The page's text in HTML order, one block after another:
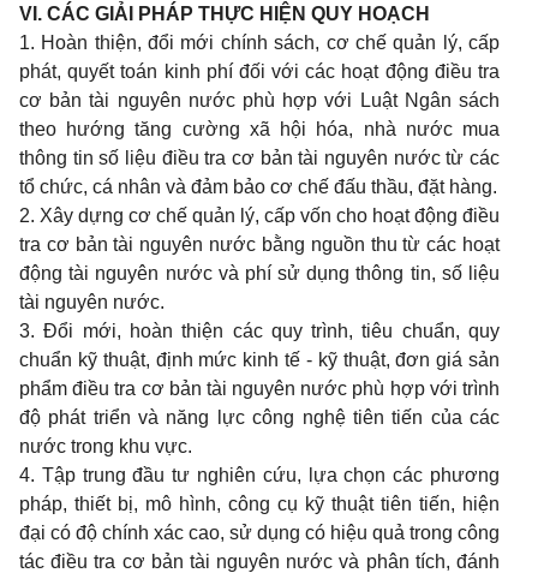
VI. CÁC GIẢI PHÁP THỰC HIỆN QUY HOẠCH
1. Hoàn thiện, đổi mới chính sách, cơ chế quản lý, cấp
phát, quyết toán kinh phí đối với các hoạt động điều tra
cơ bản tài nguyên nước phù hợp với Luật Ngân sách
theo hướng tăng cường xã hội hóa, nhà nước mua
thông tin số liệu điều tra cơ bản tài nguyên nước từ các
tổ chức, cá nhân và đảm bảo cơ chế đấu thầu, đặt hàng.
2. Xây dựng cơ chế quản lý, cấp vốn cho hoạt động điều
tra cơ bản tài nguyên nước bằng nguồn thu từ các hoạt
động tài nguyên nước và phí sử dụng thông tin, số liệu
tài nguyên nước.
3. Đổi mới, hoàn thiện các quy trình, tiêu chuẩn, quy
chuẩn kỹ thuật, định mức kinh tế - kỹ thuật, đơn giá sản
phẩm điều tra cơ bản tài nguyên nước phù hợp với trình
độ phát triển và năng lực công nghệ tiên tiến của các
nước trong khu vực.
4. Tập trung đầu tư nghiên cứu, lựa chọn các phương
pháp, thiết bị, mô hình, công cụ kỹ thuật tiên tiến, hiện
đại có độ chính xác cao, sử dụng có hiệu quả trong công
tác điều tra cơ bản tài nguyên nước và phân tích, đánh